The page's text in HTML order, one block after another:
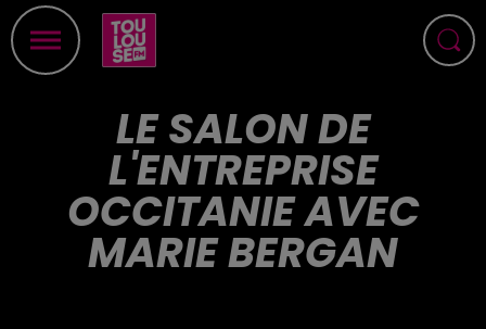
LE SALON DE
L'ENTREPRISE
OCCITANIE AVEC
MARIE BERGAN